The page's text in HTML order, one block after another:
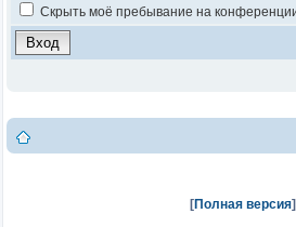
Скрыть моё пребывание на
[Полная версия]